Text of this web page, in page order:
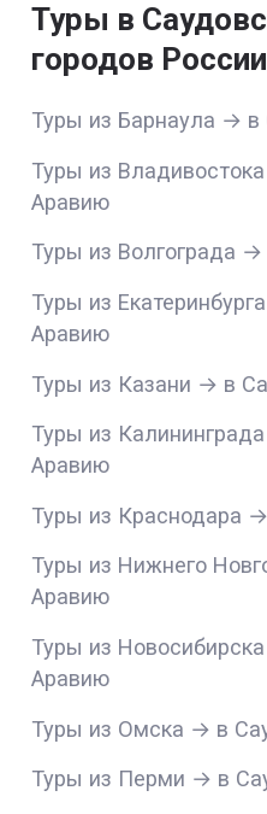
Туры в
городов России
Туры из Барнаула →
Туры из
Аравию
Туры из Волгограда
Туры из
Аравию
Туры из Казани → в
Туры из
Аравию
Туры из Краснодара
Туры из Нижнего
Аравию
Туры из
Аравию
Туры из Омска → в
Туры из Перми → в